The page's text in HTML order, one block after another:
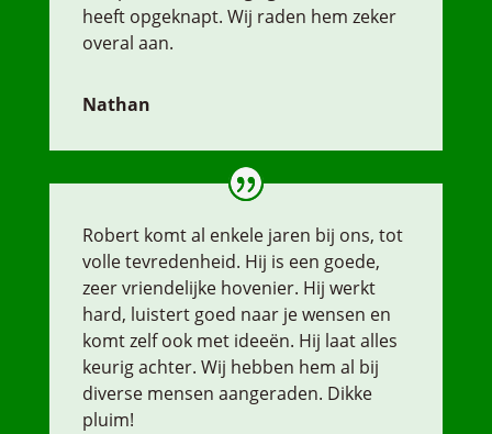
heeft opgeknapt. Wij raden hem zeker
overal aan.
Nathan
Robert komt al enkele jaren bij ons, tot
volle tevredenheid. Hij is een goede,
zeer vriendelijke hovenier. Hij werkt
hard, luistert goed naar je wensen en
komt zelf ook met ideeën. Hij laat alles
keurig achter. Wij hebben hem al bij
diverse mensen aangeraden. Dikke
pluim!